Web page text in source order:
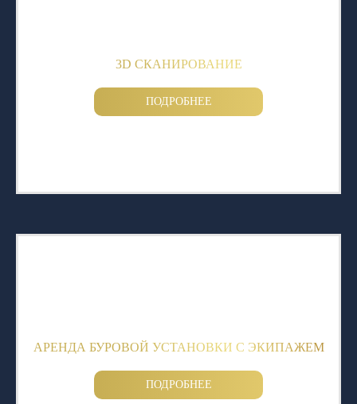
3D СКАНИРОВАНИЕ
ПОДРОБНЕЕ
АРЕНДА БУРОВОЙ УСТАНОВКИ С ЭКИПАЖЕМ
ПОДРОБНЕЕ